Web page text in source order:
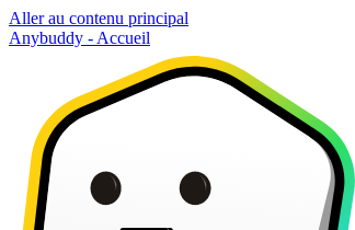
Aller au contenu principal
Anybuddy - Accueil